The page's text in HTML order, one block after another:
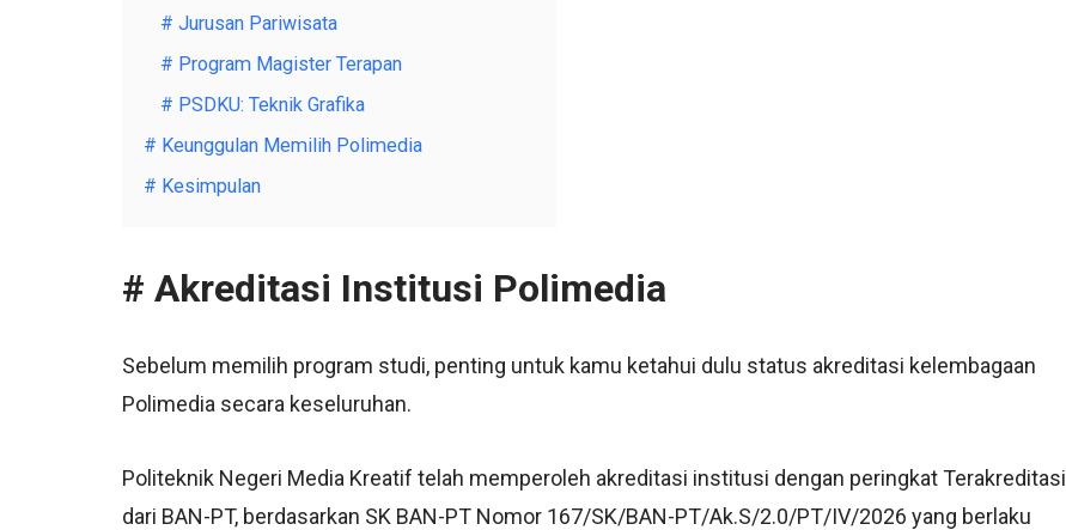
# Jurusan Pariwisata
# Program Magister Terapan
# PSDKU: Teknik Grafika
# Keunggulan Memilih Polimedia
# Kesimpulan
# Akreditasi Institusi Polimedia
Sebelum memilih program studi, penting untuk kamu ketahui dulu status akreditasi kelembagaan
Polimedia secara keseluruhan.
Politeknik Negeri Media Kreatif telah memperoleh akreditasi institusi dengan peringkat Terakreditasi
dari BAN-PT, berdasarkan SK BAN-PT Nomor 167/SK/BAN-PT/Ak.S/2.0/PT/IV/2026 yang berlaku